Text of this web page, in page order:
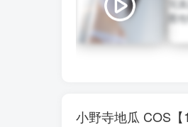
小野寺地瓜 COS